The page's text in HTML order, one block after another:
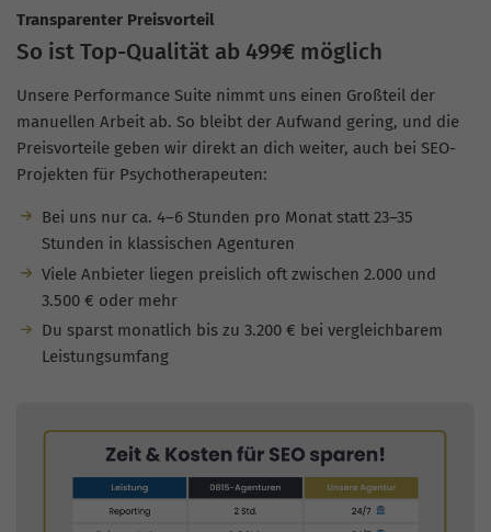
Transparenter Preisvorteil
So ist Top-Qualität ab 499€ möglich
Unsere Performance Suite nimmt uns einen Großteil der
manuellen Arbeit ab. So bleibt der Aufwand gering, und die
Preisvorteile geben wir direkt an dich weiter, auch bei SEO-
Projekten für Psychotherapeuten:
Bei uns nur ca. 4–6 Stunden pro Monat statt 23–35
Stunden in klassischen Agenturen
Viele Anbieter liegen preislich oft zwischen 2.000 und
3.500 € oder mehr
Du sparst monatlich bis zu 3.200 € bei vergleichbarem
Leistungsumfang